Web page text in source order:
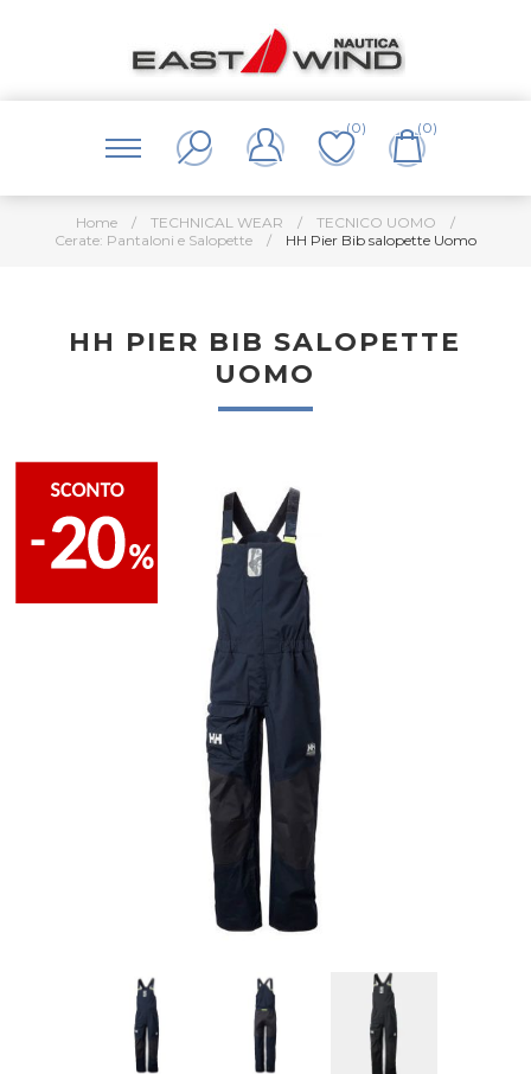
(0) (0)
Home / TECHNICAL WEAR / TECNICO UOMO
/
Cerate: Pantaloni e Salopette
/ HH Pier Bib salopette Uomo
HH PIER BIB SALOPETTE
UOMO